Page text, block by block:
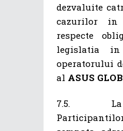
dezvaluite
cazurilor in
respecte
legislatia
operatorului
al ASUS
7.5. La